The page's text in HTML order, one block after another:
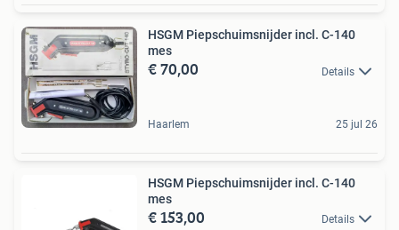
HSGM Piepschuimsnijder incl. C-140
mes
€ 70,00 Details
Haarlem 25 jul 26
HSGM Piepschuimsnijder incl. C-140
mes
€ 153,00 Details